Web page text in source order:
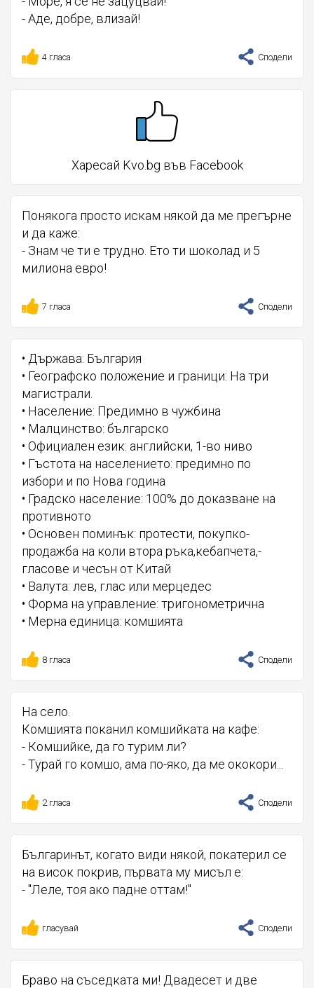
- Аде, добре, влизай!
4 гласа Сподели
Харесай Kvo.bg във Facebook
Понякога просто искам някой да ме прегърне
и да каже:
- Знам че ти е трудно. Ето ти шоколад и 5
милиона евро!
7 гласа Сподели
• Държава: България
• Географско положение и граници: На три
магистрали.
• Население: Предимно в чужбина
• Малцинство: българско
• Официален език: английски, 1-во ниво
• Гъстота на населението: предимно по
избори и по Нова година
• Градско население: 100% до доказване на
противното
• Основен поминък: протести, покупко-
продажб­а на коли втора ръка,кебапчета,­
гласове и чесън от Китай
• Валута: лев, глас или мерцедес
• Форма на управление: тригонометрична
• Мерна единица: комшията
8 гласа Сподели
На село.
Комшията поканил комшийката на кафе:
- Комшийке, да го турим ли?
- Турай го комшо, ама по-яко, да ме ококори...
2 гласа Сподели
Българинът, когато види някой, покатерил се
на висок покрив, първата му мисъл е:
- "Леле, тоя ако падне оттам!"
гласувай Сподели
Браво на съседката ми! Двадесет и две